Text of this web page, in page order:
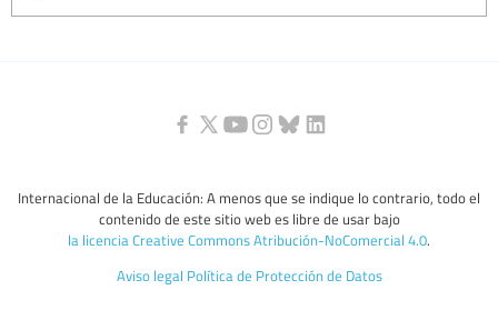
Internacional de la Educación: A menos que se indique lo contrario, todo el
contenido de este sitio web es libre de usar bajo
la licencia Creative Commons Atribución-NoComercial 4.0.
Aviso legal Política de Protección de Datos